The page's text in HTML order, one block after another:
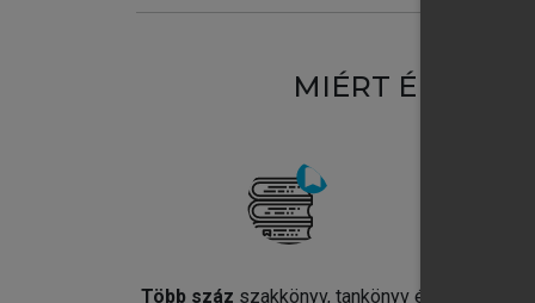
MIÉRT
Több száz szakkönyv, tankönyv és